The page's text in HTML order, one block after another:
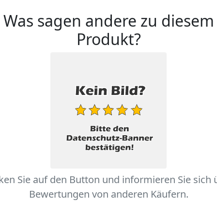
Was sagen andere zu diesem
Produkt?
Sie auf den Button und informieren Sie sich
Bewertungen von anderen Käufern.